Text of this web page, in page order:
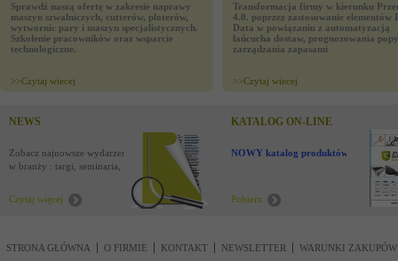
Sprawdź naszą ofertę w zakresie naprawy
maszyn szwalniczych, cutterów, ploterów,
wytwornic pary i maszyn specjalistycznych.
Szkolenie pracowników oraz wsparcie
technologiczne.
>>Czytaj wiecej
Transformacja firmy w kierunku
4.0. poprzez zastosowanie elementów
Data w powiązaniu z automatyzacją
łańcucha dostaw, prognozowania
zarządzania zapasami
>>Czytaj wiecej
NEWS
Zobacz najnowsze wydarzenia
w branży : targi, seminaria,
Czytaj więcej
KATALOG ON-LINE
NOWY katalog produktów !
Pobierz
STRONA GŁÓWNA O FIRMIE KONTAKT NEWSLETTER WARUNKI ZAKUPÓW